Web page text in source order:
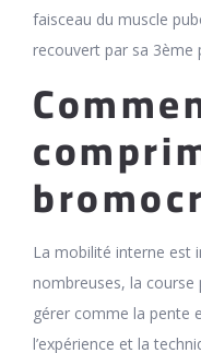
faisceau du muscle
recouvert par sa 3ème
La mobilité interne est
nombreuses, la
gérer comme la pente
l’expérience et la